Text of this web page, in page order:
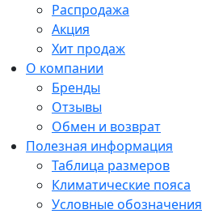
Распродажа
Акция
Хит продаж
О компании
Бренды
Отзывы
Обмен и возврат
Полезная информация
Таблица размеров
Климатические пояса
Условные обозначения